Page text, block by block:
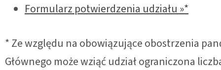
Formularz potwierdzenia udziału »*
* Ze względu na obowiązujące obostrzenia
Głównego może wziąć udział ograniczona